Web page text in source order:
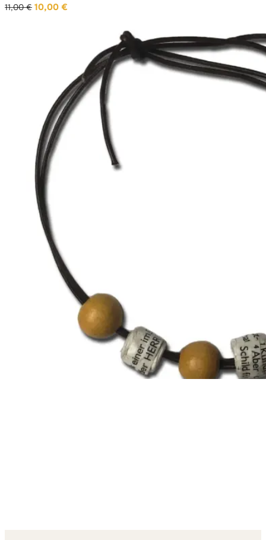
11,00€
Ursprünglicher
10,00 €
10,00 €.